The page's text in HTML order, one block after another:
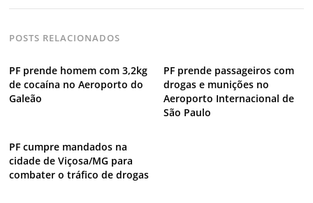
POSTS RELACIONADOS
PF prende homem com 3,2kg
de cocaína no Aeroporto do
Galeão
PF prende passageiros com
drogas e munições no
Aeroporto Internacional de
São Paulo
PF cumpre mandados na
cidade de Viçosa/MG para
combater o tráfico de drogas